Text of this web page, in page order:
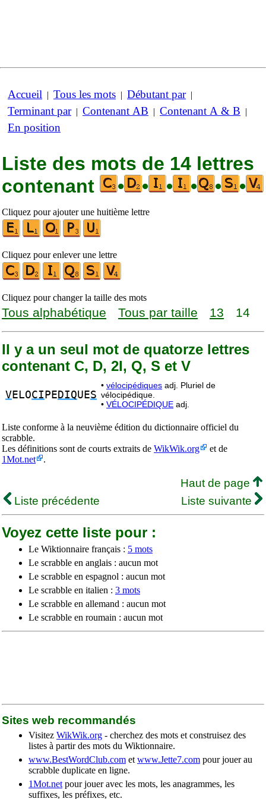
Accueil | Tous les mots | Débutant par|
Terminant par| Contenant AB | Contenant A & B |
En position
Liste des mots de 14 lettres
contenant
• • • • • •
Cliquez pour ajouter une huitième lettre
Cliquez pour enlever une lettre
Cliquez pour changer la taille des mots
Tous alphabétique Tous par taille 13 14
Il y a un seul mot de quatorze lettres
contenant C, D, 2I, Q, S et V
VELOCI PE DIQUES
• vélocipédiques adj. Pluriel de
vélocipédique.
• VÉLOCIPÉDIQUE adj.
Liste conforme à la neuvième édition du dictionnaire officiel du
scrabble.
Les définitions sont de courts extraits de WikWik.org
et de
1Mot.net
.
Haut de page
Liste précédente
Liste suivante
Voyez cette liste pour :
Le Wiktionnaire français : 5 mots
Le scrabble en anglais : aucun mot
Le scrabble en espagnol : aucun mot
Le scrabble en italien : 3 mots
Le scrabble en allemand : aucun mot
Le scrabble en roumain : aucun mot
Sites web recommandés
Visitez WikWik.org - cherchez des mots et construisez des
listes à partir des mots du Wiktionnaire.
www.BestWordClub.com et www.Jette7.com pour jouer au
scrabble duplicate en ligne.
1Mot.net pour jouer avec les mots, les anagrammes, les
suffixes, les préfixes, etc.